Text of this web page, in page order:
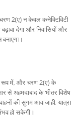
2(ए) न केवल कनेक्टिविटी
बढ़ावा देगा और निवासियों और
रूप में, और चरण 2(ए) के
से अहमदाबाद के भीतर विशेष
की सुगम आवाजाही, यात्रा
हो सकेगी।